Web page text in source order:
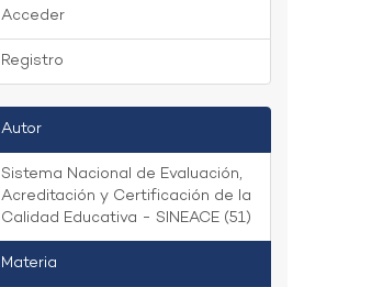
Acceder
Registro
Autor
Sistema Nacional de Evaluación,
Acreditación y Certificación de la
Calidad Educativa - SINEACE (51)
Materia